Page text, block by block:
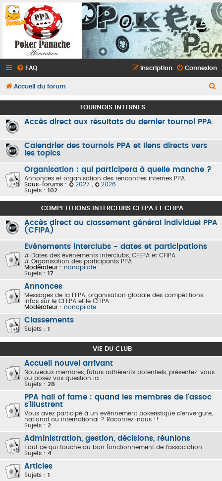
FAQ Connexion
Inscription
Accueil du forum
e
c
r
TOURNOIS INTERNES
Accès direct aux résultats du dernier tournoi PPA
Calendrier des tournois PPA et liens directs vers
les topics
Organisation : qui participera à quelle manche ?
Annonces et organisation des rencontres internes PPA
Sous-forums :
2027 ,
2026
Sujets : 102
COMPETITIONS INTERCLUBS CFEPA ET CFIPA
Accès direct au classement général individuel PPA
(CFIPA)
Evènements interclubs - dates et participations
# Dates des évènements interclubs, CFEPA et CFIPA
# Organisation des participants PPA
Modérateur : nonopilote
Sujets : 17
Annonces
Messages de la FFPA, organisation globale des compétitions,
infos sur le CFEPA et le CFIPA
Modérateur : nonopilote
Classements
Sujets : 1
VIE DU CLUB
Accueil nouvel arrivant
Nouveaux membres, futurs adhérents potentiels, présentez-vous
ou posez vos question ici.
Sujets : 28
PPA hall of fame : quand les membres de l'assoc
s'illustrent
Vous avez participé à un evênnement pokeristique d'envergure,
national ou international ? Racontez-nous !!
Sujets : 2
Administration, gestion, décisions, réunions
Tout ce qui touche au bon fonctionnement de l'association
Sujets : 4
Articles
Sujets : 1